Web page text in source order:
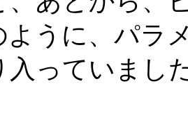
ように、パラ
入っていまし